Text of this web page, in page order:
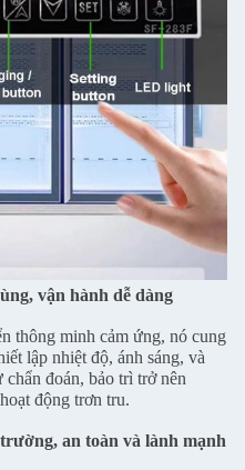
vận hành dễ dàng
thông minh cảm ứng, nó cung
lập nhiệt độ, ánh sáng, và
đoán, bảo trì trở nên
động trơn tru.
an toàn và lành mạnh